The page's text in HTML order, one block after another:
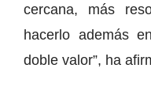
cercana, más
hacerlo además
doble valor”, ha